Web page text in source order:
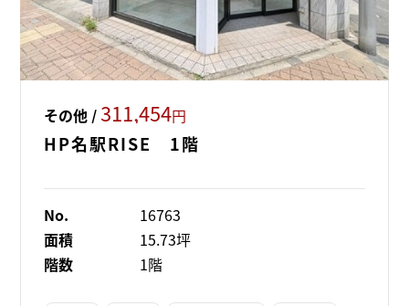
その他 /311,454円
HP名駅RISE 1階
No.
16763
面積
15.73坪
階数
1階